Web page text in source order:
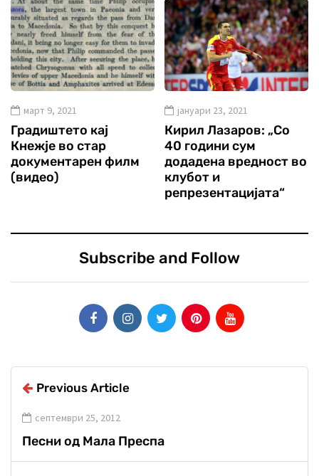
март 9, 2021
Градиштето кај
Кнежје во стар
документарен филм
(видео)
јануари 23, 2021
Кирил Лазаров: „Со
40 години сум
додадена вредност во
клубот и
репрезентацијата“
Subscribe and Follow
Previous Article
септември 25, 2012
Песни од Мала Преспа